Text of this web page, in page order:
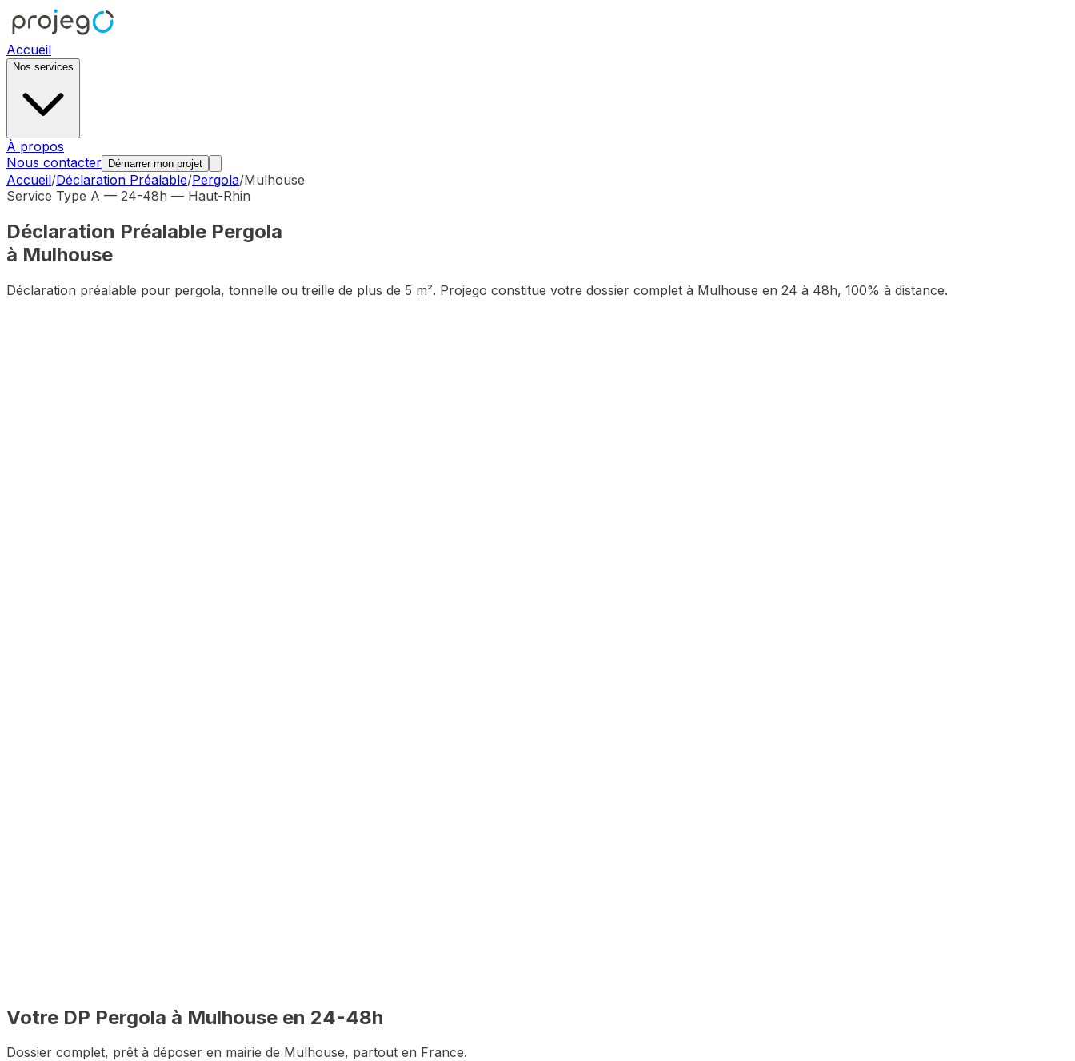
Accueil
Nos services
À propos
Nous contacter
Démarrer mon projet
Accueil/Déclaration Préalable/Pergola/Mulhouse
Service Type A — 24-48h — Haut-Rhin
Déclaration Préalable Pergola
à Mulhouse
Déclaration préalable pour pergola, tonnelle ou treille de plus de 5 m². Projego constitue votre dossier complet à Mulhouse en 24 à 48h, 100% à distance.
Votre DP Pergola à Mulhouse en 24-48h
Dossier complet, prêt à déposer en mairie de Mulhouse, partout en France.